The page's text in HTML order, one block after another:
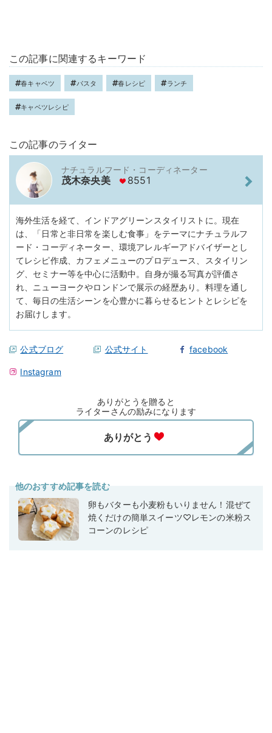
この記事に関連するキーワード
春キャベツ パスタ 春レシピ ランチ
キャベツレシピ
この記事のライター
ナチュラルフード・コーディネーター
茂木奈央美 8551
海外生活を経て、インドアグリーンスタイリストに。現在
は、「日常と非日常を楽しむ食事」をテーマにナチュラルフ
ード・コーディネーター、環境アレルギーアドバイザーとし
てレシピ作成、カフェメニューのプロデュース、スタイリン
グ、セミナー等を中心に活動中。自身が撮る写真が評価さ
れ、ニューヨークやロンドンで展示の経歴あり。料理を通し
て、毎日の生活シーンを心豊かに暮らせるヒントとレシピを
お届けします。
公式ブログ 公式サイト facebook
Instagram
ありがとうを贈ると
ライターさんの励みになります
他のおすすめ記事を読む
卵もバターも小麦粉もいりません！混ぜて
焼くだけの簡単スイーツ♡レモンの米粉ス
コーンのレシピ